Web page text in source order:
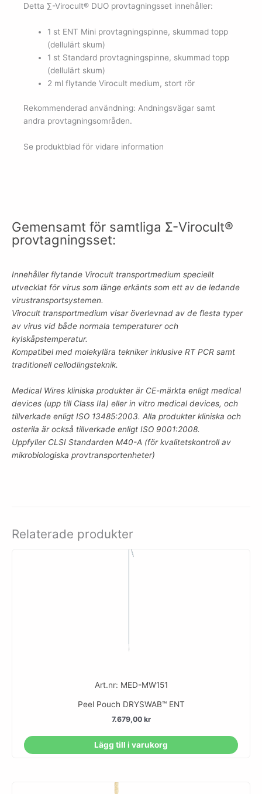
Detta ∑-Virocult® DUO provtagningsset innehåller:
1 st ENT Mini provtagningspinne, skummad topp
(dellulärt skum)
1 st Standard provtagningspinne, skummad topp
(dellulärt skum)
2 ml flytande Virocult medium, stort rör
Rekommenderad användning: Andningsvägar samt
andra provtagningsområden.
Se produktblad för vidare information
Gemensamt för samtliga Σ-Virocult®
provtagningsset:
Innehåller flytande Virocult transportmedium speciellt
utvecklat för virus som länge erkänts som ett av de ledande
virustransportsystemen.
Virocult transportmedium visar överlevnad av de flesta typer
av virus vid både normala temperaturer och
kylskåpstemperatur.
Kompatibel med molekylära tekniker inklusive RT PCR samt
traditionell cellodlingsteknik.
Medical Wires kliniska produkter är CE-märkta enligt medical
devices (upp till Class IIa) eller in vitro medical devices, och
tillverkade enligt ISO 13485:2003. Alla produkter kliniska och
osterila är också tillverkade enligt ISO 9001:2008.
Uppfyller CLSI Standarden M40-A (för kvalitetskontroll av
mikrobiologiska provtransportenheter)
Relaterade produkter
Art.nr: MED-MW151
Peel Pouch DRYSWAB™ ENT
7.679,00 kr
Lägg till i varukorg